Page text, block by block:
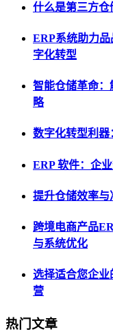
什么是第三方
ERP系统助力
字化转型
智能仓储革命
略
数字化转型利
ERP 软件：企
提升仓储效率与
跨境电商产品
与系统优化
选择适合您企
营
热门文章